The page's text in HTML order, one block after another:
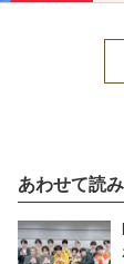
あわせて読